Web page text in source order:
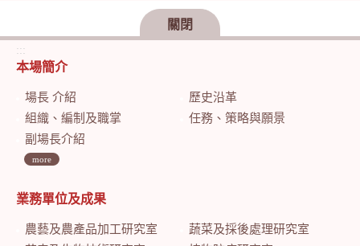
關閉
:::
本場簡介
場長 介紹
歷史沿革
組織、編制及職掌
任務、策略與願景
副場長介紹
more
業務單位及成果
農藝及農產品加工研究室
蔬菜及採後處理研究室